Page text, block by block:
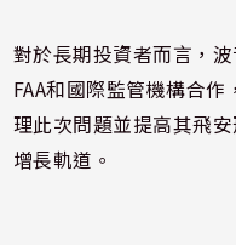
對於長期投資者而言，
FAA和國際監管機構合
理此次問題並提高其飛
增長軌道。